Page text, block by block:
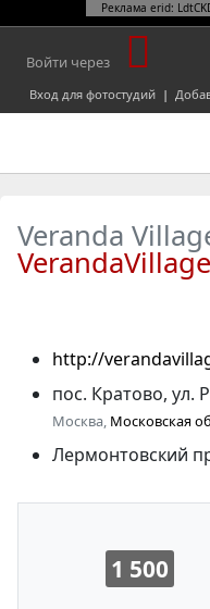
Реклама erid:
Войти через
Вход для фотостудий |
Veranda
VerandaVillage
http://
пос. Кратово, ул.
Москва, Московская
Лермонтовский
1 500